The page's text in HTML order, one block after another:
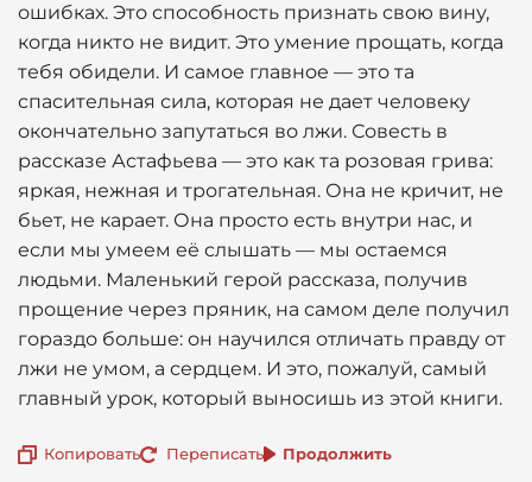
ошибках. Это способность признать свою вину,
когда никто не видит. Это умение прощать, когда
тебя обидели. И самое главное — это та
спасительная сила, которая не дает человеку
окончательно запутаться во лжи. Совесть в
рассказе Астафьева — это как та розовая грива:
яркая, нежная и трогательная. Она не кричит, не
бьет, не карает. Она просто есть внутри нас, и
если мы умеем её слышать — мы остаемся
людьми. Маленький герой рассказа, получив
прощение через пряник, на самом деле получил
гораздо больше: он научился отличать правду от
лжи не умом, а сердцем. И это, пожалуй, самый
главный урок, который выносишь из этой книги.
Копировать Переписать Продолжить